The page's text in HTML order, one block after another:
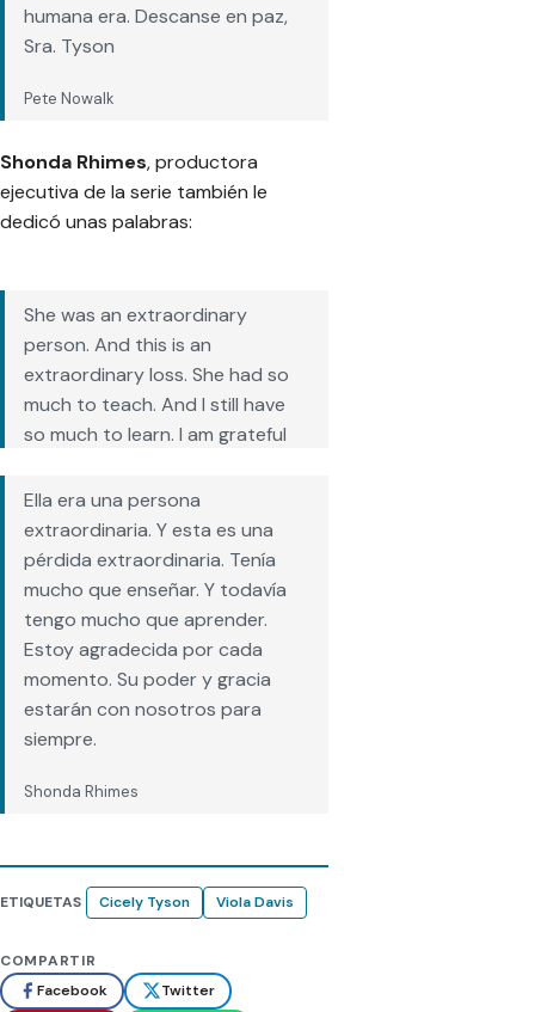
humana era. Descanse en paz,
Sra. Tyson
Pete Nowalk
Shonda Rhimes, productora
ejecutiva de la serie también le
dedicó unas palabras:
She was an extraordinary
person. And this is an
extraordinary loss. She had so
much to teach. And I still have
so much to learn. I am grateful
and grace will be with us forever.
#cicelytyson
https://t.co/RNYkGiooPD
pic.twitter.com/b4wMKK1FVj
— shonda rhimes
(@shondarhimes)January 29,
2021
Ella era una persona
extraordinaria. Y esta es una
pérdida extraordinaria. Tenía
mucho que enseñar. Y todavía
tengo mucho que aprender.
Estoy agradecida por cada
momento. Su poder y gracia
estarán con nosotros para
siempre.
Shonda Rhimes
ETIQUETAS Cicely Tyson Viola Davis
COMPARTIR
Facebook
Twitter